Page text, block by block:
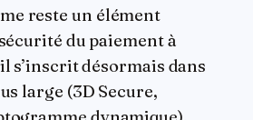
reste un élément
du paiement à
s’inscrit désormais dans
large (3D Secure,